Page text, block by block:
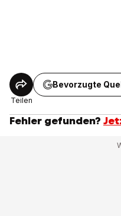
Teilen
Bevorzugte
Fehler gefunden?